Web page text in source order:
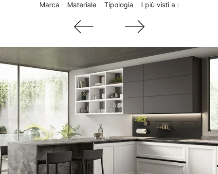
Marca Materiale Tipologia I più visti a :